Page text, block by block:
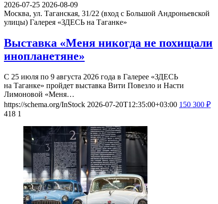
2026-07-25 2026-08-09
Москва, ул. Таганская, 31/22 (вход с Большой Андроньевской
улицы) Галерея «ЗДЕСЬ на Таганке»
Выставка «Меня никогда не похищали
инопланетяне»
С 25 июля по 9 августа 2026 года в Галерее «ЗДЕСЬ
на Таганке» пройдет выставка Вити Повезло и Насти
Лимоновой «Меня…
https://schema.org/InStock 2026-07-20T12:35:00+03:00 150 300 ₽
418 1